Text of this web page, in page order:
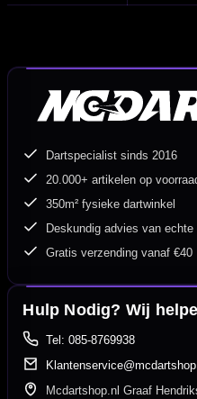
Dartspecialist sinds 2016
20.000+ artikelen op
350m² fysieke dartwinkel
Deskundig advies van echte
Gratis verzending vanaf €40
Hulp Nodig? Wij
Tel: 085-8769938
Mcdartshop.nl Graaf